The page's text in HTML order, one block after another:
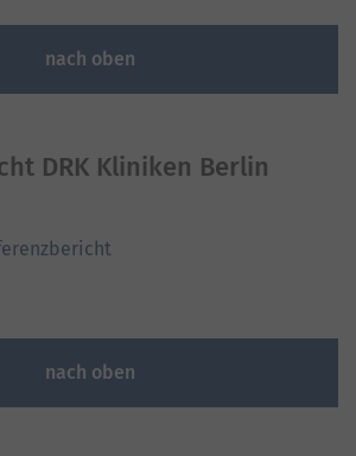
nach oben
DRK Kliniken Berlin
nach oben